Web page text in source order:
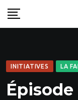
Skip
to
INITIATIVES LA
Épisode